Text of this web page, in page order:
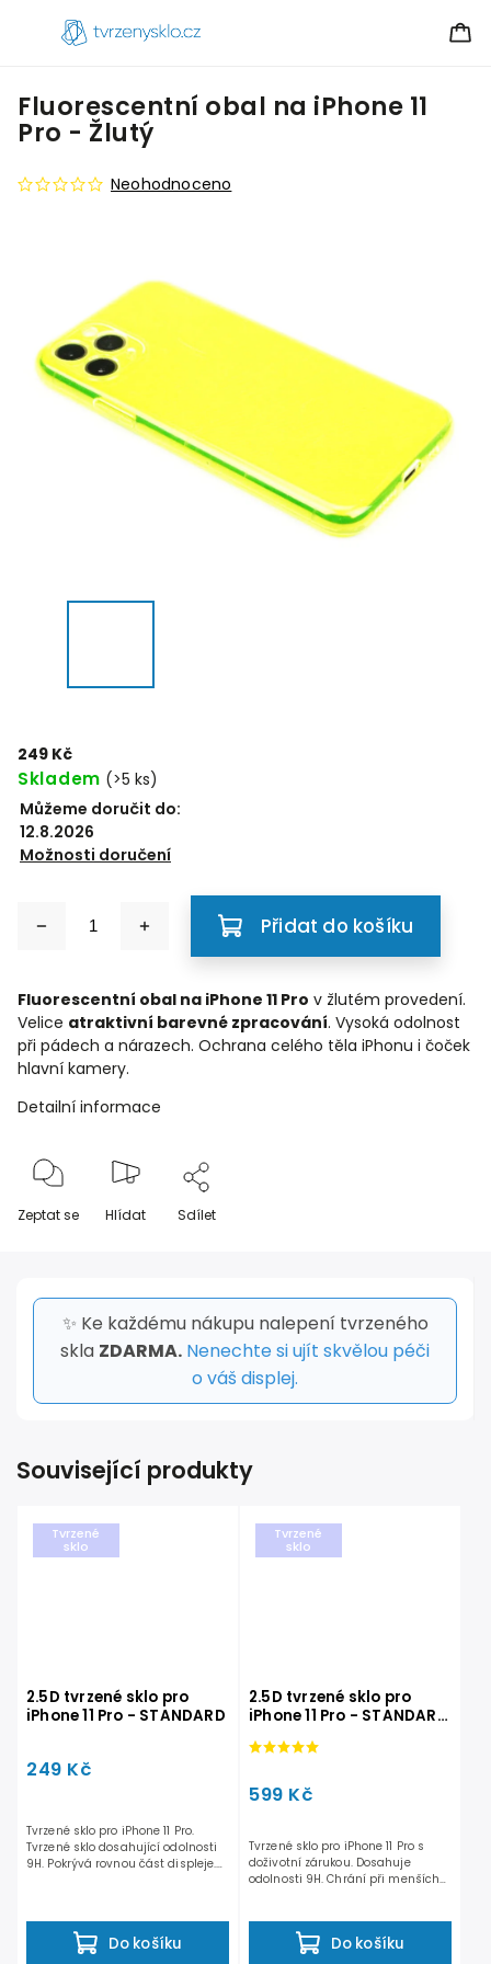
Fluorescentní obal na iPhone 11
Pro - Žlutý
Neohodnoceno
249 Kč
Skladem (>5 ks)
Můžeme doručit do:
12.8.2026
Možnosti doručení
Přidat do košíku
Fluorescentní obal na iPhone 11 Pro v žlutém provedení.
Velice atraktivní barevné zpracování. Vysoká odolnost
při pádech a nárazech. Ochrana celého těla iPhonu i čoček
hlavní kamery.
Detailní informace
Zeptat se Hlídat Sdílet
✨ Ke každému nákupu nalepení tvrzeného
skla ZDARMA. Nenechte si ujít skvělou péči
o váš displej.
Související produkty
Tvrzené
sklo
2.5D tvrzené sklo pro
iPhone 11 Pro - STANDARD
249 Kč
Do košíku
Tvrzené sklo pro iPhone 11 Pro.
Tvrzené sklo dosahující odolnosti
9H. Pokrývá rovnou část displeje.
Tvrzené
sklo
2.5D tvrzené sklo pro
iPhone 11 Pro - STANDARD
599 Kč
Do košíku
Tvrzené sklo pro iPhone 11 Pro s
doživotní zárukou. Dosahuje
odolnosti 9H. Chrání při menších